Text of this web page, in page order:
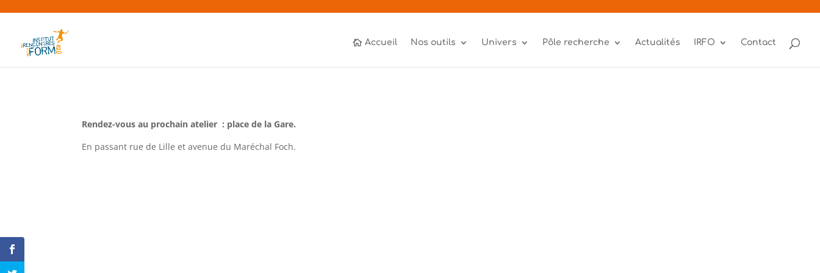
Accueil Nos outils Univers Pôle recherche Actualités IRFO Contact
Rendez-vous au prochain atelier : place de la Gare.
En passant rue de Lille et avenue du Maréchal Foch.